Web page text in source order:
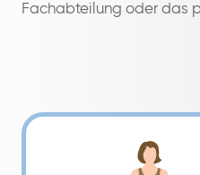
Fachabteilung oder das